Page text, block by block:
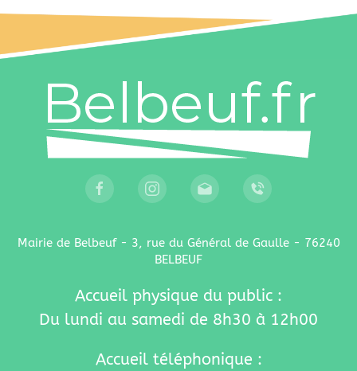
Mairie de Belbeuf - 3, rue du Général de Gaulle - 76240
BELBEUF
Accueil physique du public :
Du lundi au samedi de 8h30 à 12h00
Accueil téléphonique :